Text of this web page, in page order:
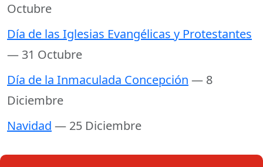
Octubre
Día de las Iglesias Evangélicas y Protestantes
— 31 Octubre
Día de la Inmaculada Concepción — 8
Diciembre
Navidad — 25 Diciembre